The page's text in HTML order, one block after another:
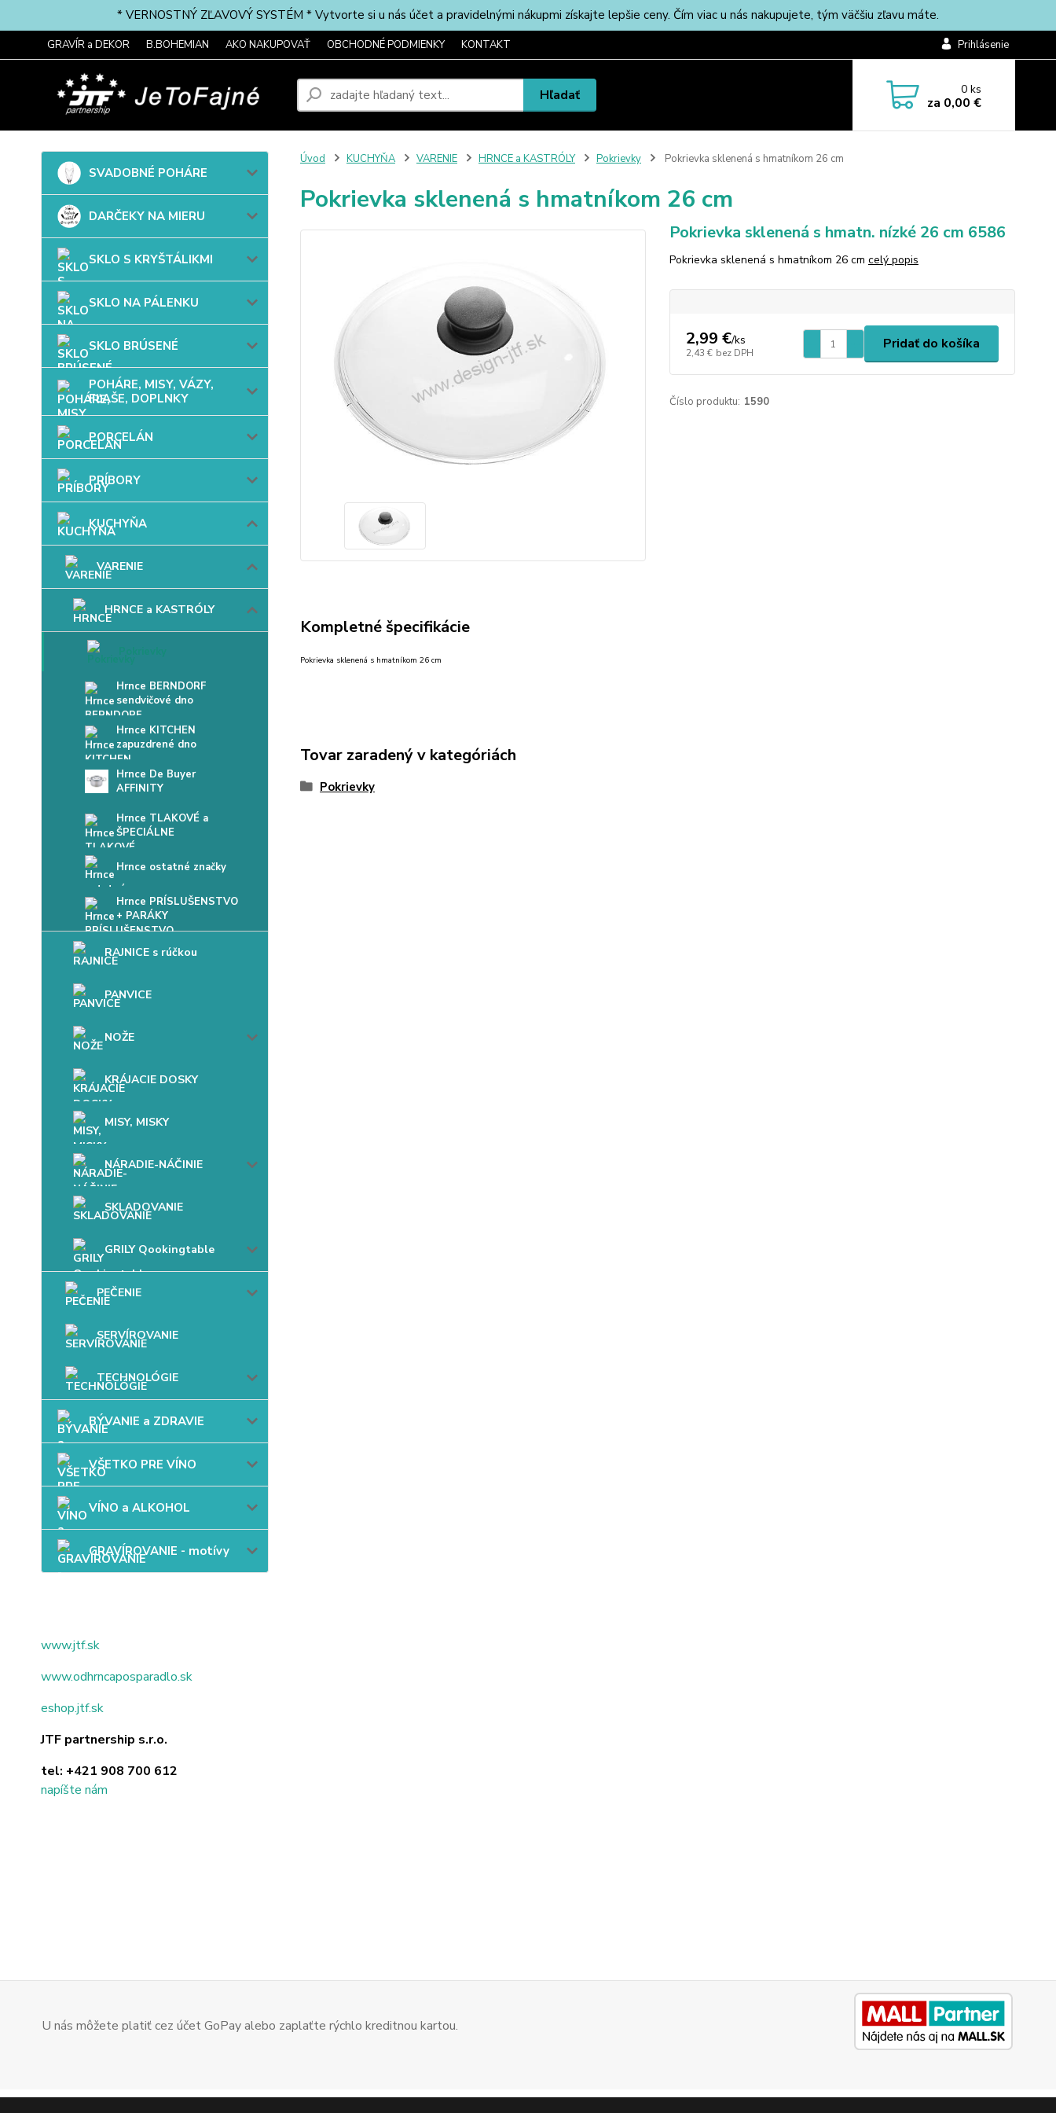
* VERNOSTNÝ ZĽAVOVÝ SYSTÉM * Vytvorte si u nás účet a pravidelnými nákupmi získajte lepšie ceny. Čím viac u nás nakupujete, tým väčšiu zľavu máte.
GRAVÍR a DEKOR B.BOHEMIAN AKO NAKUPOVAŤ OBCHODNÉ PODMIENKY KONTAKT Prihlásenie
Hľadať 0ks
za 0,00 €
SVADOBNÉ POHÁRE
DARČEKY NA MIERU
SKLO S KRYŠTÁLIKMI
SKLO NA PÁLENKU
SKLO BRÚSENÉ
POHÁRE, MISY, VÁZY,
FĽAŠE, DOPLNKY
PORCELÁN
PRÍBORY
KUCHYŇA
VARENIE
HRNCE a KASTRÓLY
Hrnce BERNDORF
sendvičové dno
Hrnce KITCHEN
zapuzdrené dno
Hrnce De Buyer
AFFINITY
Hrnce TLAKOVÉ a
ŠPECIÁLNE
Hrnce ostatné značky
Hrnce PRÍSLUŠENSTVO
+ PARÁKY
RAJNICE s rúčkou
PANVICE
NOŽE
KRÁJACIE DOSKY
MISY, MISKY
NÁRADIE-NÁČINIE
SKLADOVANIE
GRILY Qookingtable
PEČENIE
SERVÍROVANIE
TECHNOLÓGIE
BÝVANIE a ZDRAVIE
VŠETKO PRE VÍNO
VÍNO a ALKOHOL
GRAVÍROVANIE - motívy
www.jtf.sk
www.odhrncaposparadlo.sk
eshop.jtf.sk
JTF partnership s.r.o.
tel: +421 908 700 612
napíšte nám
Úvod KUCHYŇA VARENIE HRNCE a KASTRÓLY Pokrievky Pokrievka sklenená s hmatníkom 26 cm
Pokrievka sklenená s hmatníkom 26 cm
Pokrievka sklenená s hmatn. nízké 26 cm 6586
Pokrievka sklenená s hmatníkom 26 cm celý popis
2,99 €/ks
2,43 € bez DPH
Pridať do košíka
Číslo produktu: 1590
Kompletné špecifikácie
Pokrievka sklenená s hmatníkom 26 cm
Tovar zaradený v kategóriách
Pokrievky
U nás môžete platiť cez účet GoPay alebo zaplaťte rýchlo kreditnou kartou.